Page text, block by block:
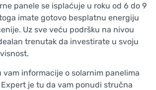
panele se isplaćuje u roku od 6 do 9
imate gotovo besplatnu energiju
Uz sve veću podršku na nivou
trenutak da investirate u svoju
vam informacije o solarnim panelima
je tu da vam ponudi stručna